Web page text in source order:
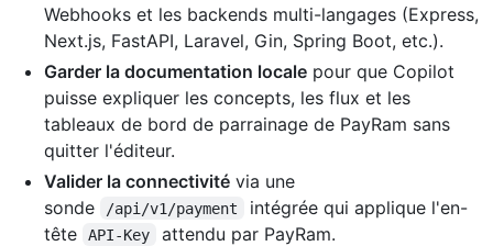
Webhooks et les backends multi-langages (Express,
Next.js, FastAPI, Laravel, Gin, Spring Boot, etc.).
Garder la documentation locale pour que Copilot
puisse expliquer les concepts, les flux et les
tableaux de bord de parrainage de PayRam sans
quitter l'éditeur.
Valider la connectivité via une
sonde
/api/v1/payment
intégrée qui applique l'en-
tête
API-Key attendu par PayRam.